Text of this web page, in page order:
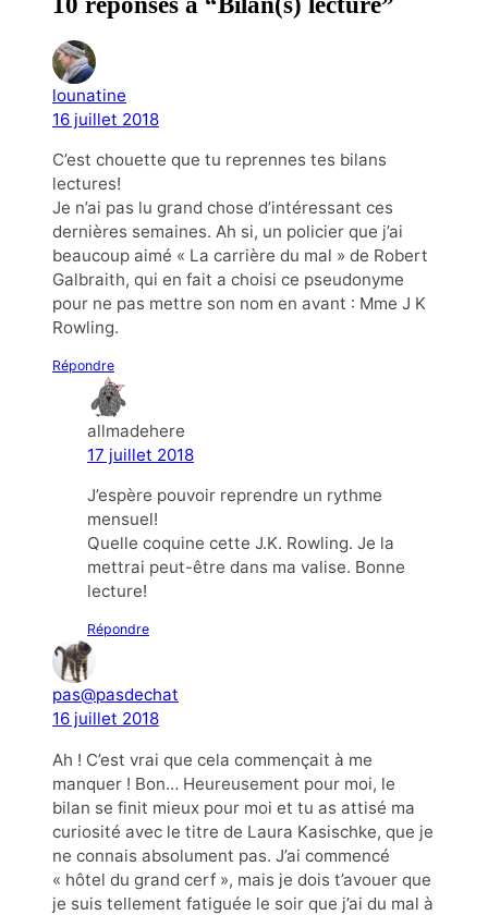
lounatine
16 juillet 2018
C’est chouette que tu reprennes tes bilans
lectures!
Je n’ai pas lu grand chose d’intéressant ces
dernières semaines. Ah si, un policier que j’ai
beaucoup aimé « La carrière du mal » de Robert
Galbraith, qui en fait a choisi ce pseudonyme
pour ne pas mettre son nom en avant : Mme J K
Rowling.
Répondre
allmadehere
17 juillet 2018
J’espère pouvoir reprendre un rythme
mensuel!
Quelle coquine cette J.K. Rowling. Je la
mettrai peut-être dans ma valise. Bonne
lecture!
Répondre
pas@pasdechat
16 juillet 2018
Ah ! C’est vrai que cela commençait à me
manquer ! Bon… Heureusement pour moi, le
bilan se finit mieux pour moi et tu as attisé ma
curiosité avec le titre de Laura Kasischke, que je
ne connais absolument pas. J’ai commencé
« hôtel du grand cerf », mais je dois t’avouer que
je suis tellement fatiguée le soir que j’ai du mal à